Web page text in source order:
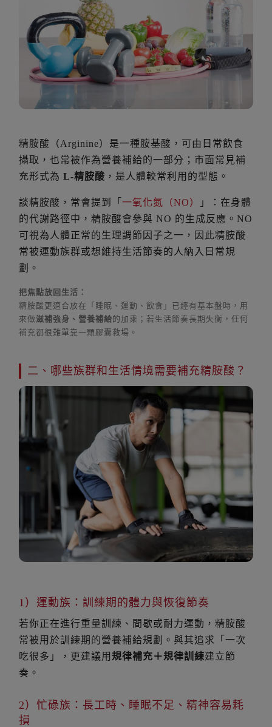
精胺酸（Arginine）是一種胺基酸，可由日常飲食
攝取，也常被作為營養補給的一部分；市面常見補
充形式為 L-精胺酸 ，是人體較常利用的型態。
談精胺酸，常會提到「 一氧化氮（NO）
」：在身體
的代謝路徑中，精胺酸會參與 NO 的生成反應。NO
可視為人體正常的生理調節因子之一，因此精胺酸
常被運動族群或想維持生活節奏的人納入日常規
劃。
把焦點放回生活：
精胺酸更適合放在「睡眠、運動、飲食」已經有基本盤時，用
來做滋補強身、營養補給的加乘；若生活節奏長期失衡，任何
補充都很難單靠一顆膠囊救場。
二、哪些族群和生活情境需要補充精胺酸？
1）運動族：訓練期的體力與恢復節奏
若你正在進行重量訓練、間歇或耐力運動，精胺酸
常被用於訓練期的營養補給規劃。與其追求「一次
吃很多」，更建議用 規律補充＋規律訓練建立節
奏。
2）忙碌族：長工時、睡眠不足、精神容易耗
損